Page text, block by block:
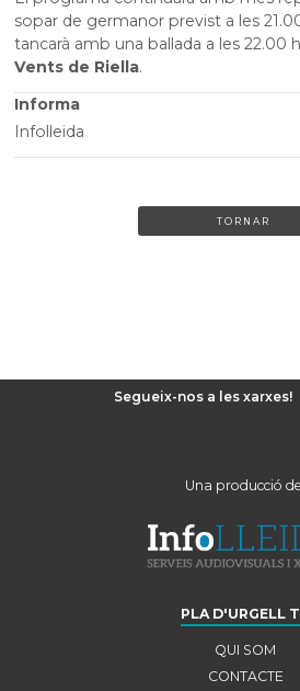
sopar de germanor previst a les
tancarà amb una ballada a les 22.00
Vents de Riella.
Informa
Infolleida
TORNAR
Segueix-nos a les xarxes!
Una producció
PLA D'URGELL
QUI SOM
CONTACTE